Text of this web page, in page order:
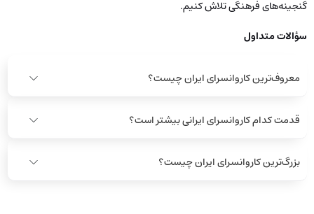
گنجینه‌های فرهنگی تلاش کنیم.
سؤالات متداول
معروف‌ترین کاروانسرای ایران چیست؟
قدمت کدام کاروانسرای ایرانی بیشتر است؟
بزرگ‌ترین کاروانسرای ایران چیست؟